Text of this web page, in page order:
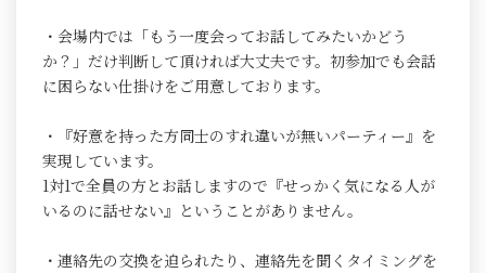
・会場内では「もう一度会ってお話してみたいかどう
か？」だけ判断して頂ければ大丈夫です。初参加でも会話
に困らない仕掛けをご用意しております。
・『好意を持った方同士のすれ違いが無いパーティー』を
実現しています。
1対1で全員の方とお話しますので『せっかく気になる人が
いるのに話せない』ということがありません。
・連絡先の交換を迫られたり、連絡先を聞くタイミングを